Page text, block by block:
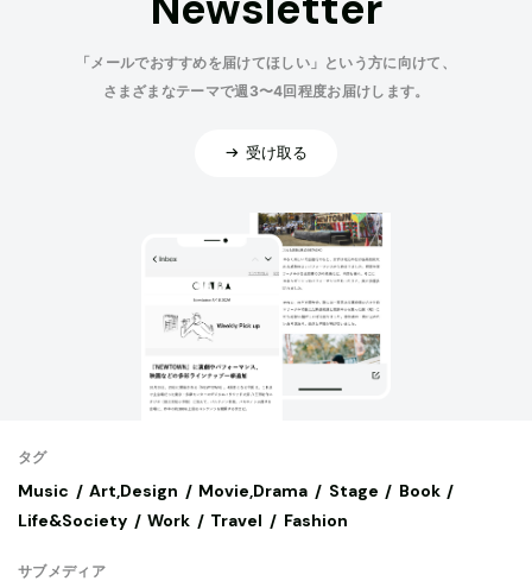
「メールでおすすめを届けてほしい」という方に向けて、
さまざまなテーマで週3〜4回程度お届けします。
受け取る
タグ
Music Art,Design Movie,Drama Stage
Book
Life&Society
Work Travel Fashion
サブメディア